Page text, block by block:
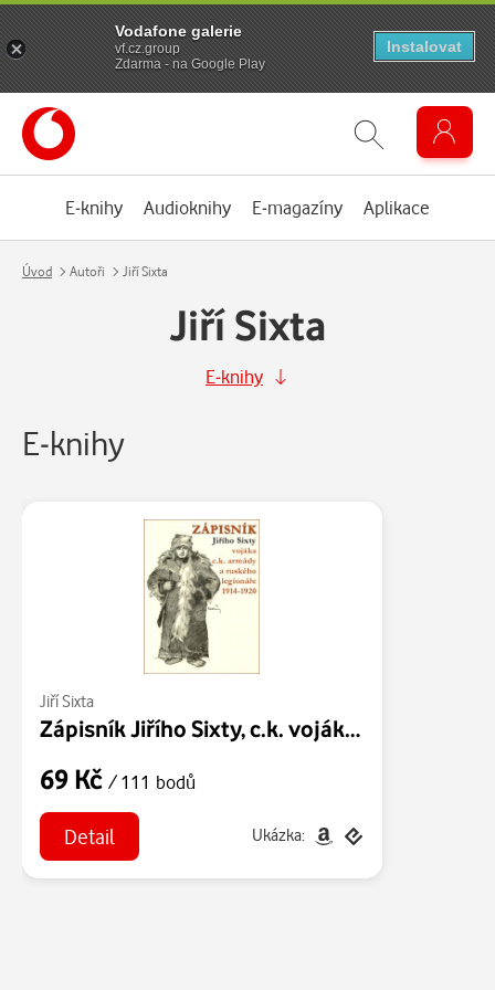
E-knihy Audioknihy E-magazíny Aplikace
Úvod Autoři Jiří Sixta
Jiří Sixta
E-knihy
E-knihy
Jiří Sixta
Zápisník Jiřího Sixty, c.k. vojáka a legionáře v Rusku 1914-1920
69 Kč / 111 bodů
Detail Ukázka:
Vodafone galerie
vf.cz.group
Zdarma - na Google Play
Instalovat